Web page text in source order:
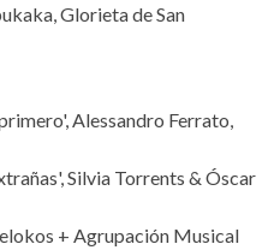
Glorieta de San
Alessandro Ferrato,
Silvia Torrents & Óscar
+ Agrupación Musical